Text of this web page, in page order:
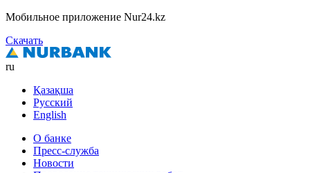
Мобильное приложение Nur24.kz
Скачать
ru
Қазақша
Русский
English
О банке
Пресс-служба
Новости